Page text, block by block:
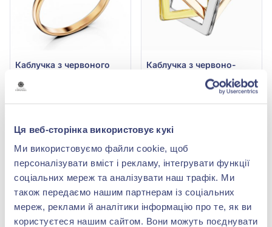
Ця веб-сторінка використовує кукі
Ми використовуємо файли cookie, щоб
персоналізувати вміст і рекламу, інтегрувати функції
соціальних мереж та аналізувати наш трафік. Ми
також передаємо нашим партнерам із соціальних
мереж, реклами й аналітики інформацію про те, як ви
користуєтеся нашим сайтом. Вони можуть поєднувати
Каблучка з червоного
31 540,00 грн
Каблучка з червоно-
585°, арт. 120951
-56% -56%